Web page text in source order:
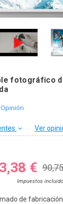
fotográfico
star rating
Opinión
keyboard_arrow_down Ver
€
Impuestos
de